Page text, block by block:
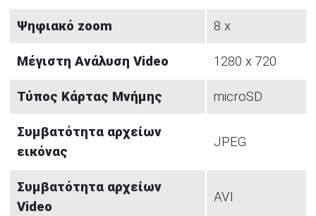
Ψηφιακό zoom 8 x
Μέγιστη Ανάλυση Video 1280 x 720
Τύπος Κάρτας Μνήμης microSD
Συμβατότητα αρχείων
εικόνας
JPEG
Συμβατότητα αρχείων
Video
AVI